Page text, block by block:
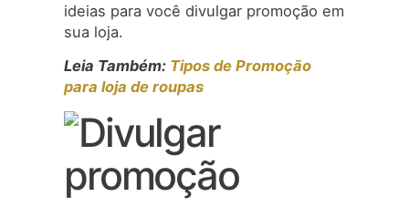
ideias para você divulgar promoção em
sua loja.
Leia Também: Tipos de Promoção
para loja de roupas